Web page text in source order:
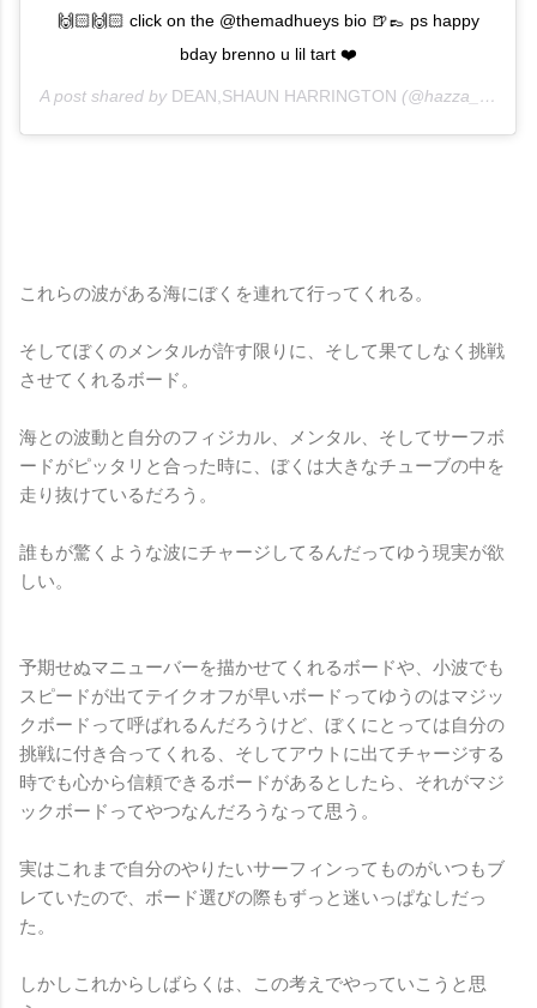
🙌🏻🙌🏻 click on the @themadhueys bio 🍺👞 ps happy
bday brenno u lil tart ❤️
A post shared by DEAN,SHAUN HARRINGTON (@hazza_twins) on
これらの波がある海にぼくを連れて行ってくれる。
そしてぼくのメンタルが許す限りに、そして果てしなく挑戦
させてくれるボード。
海との波動と自分のフィジカル、メンタル、そしてサーフボ
ードがピッタリと合った時に、ぼくは大きなチューブの中を
走り抜けているだろう。
誰もが驚くような波にチャージしてるんだってゆう現実が欲
しい。
予期せぬマニューバーを描かせてくれるボードや、小波でも
スピードが出てテイクオフが早いボードってゆうのはマジッ
クボードって呼ばれるんだろうけど、ぼくにとっては自分の
挑戦に付き合ってくれる、そしてアウトに出てチャージする
時でも心から信頼できるボードがあるとしたら、それがマジ
ックボードってやつなんだろうなって思う。
実はこれまで自分のやりたいサーフィンってものがいつもブ
レていたので、ボード選びの際もずっと迷いっぱなしだっ
た。
しかしこれからしばらくは、この考えでやっていこうと思